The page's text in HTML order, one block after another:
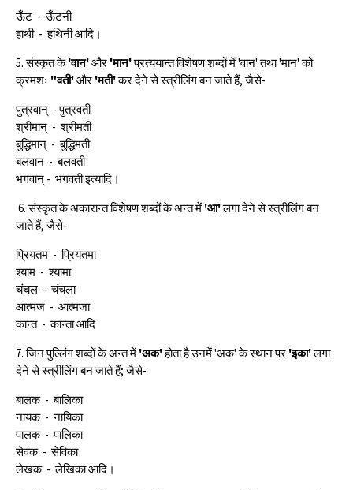
ऊँट - ऊँटनी
हाथी - हथिनी आदि।
5. संस्कृत के'वान'और 'मान'प्रत्ययान्त विशेषण शब्दों में 'वान' तथा 'मान' को
क्रमशः "वती'और 'मती'कर देने से स्त्रीलिंग बन जाते हैं, जैसे-
पुत्रवान् - पुत्रवती
श्रीमान् - श्रीमती
बुद्धिमान् - बुद्धिमती
बलवान - बलवती
भगवान् - भगवती इत्यादि।
6. संस्कृत के अकारान्त विशेषण शब्दों के अन्त में 'आ'लगा देने से स्त्रीलिंग बन
जाते हैं, जैसे-
प्रियतम - प्रियतमा
श्याम - श्यामा
चंचल - चंचला
आत्मज - आत्मजा
कान्त - कान्ता आदि
7. जिन पुल्लिंग शब्दों के अन्त में 'अक'होता है उनमें 'अक' के स्थान पर 'इका'लगा
देने से स्त्रीलिंग बन जाते हैं; जैसे-
बालक - बालिका
नायक - नायिका
पालक - पालिका
सेवक - सेविका
लेखक - लेखिका आदि।